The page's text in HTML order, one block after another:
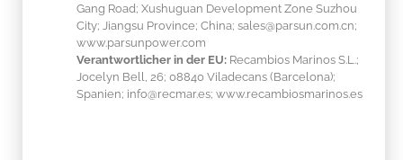
Gang Road; Xushuguan Development Zone Suzhou
City; Jiangsu Province; China; sales@parsun.com.cn;
www.parsunpower.com
Verantwortlicher in der EU: Recambios Marinos S.L.;
Jocelyn Bell, 26; 08840 Viladecans (Barcelona);
Spanien; info@recmar.es; www.recambiosmarinos.es